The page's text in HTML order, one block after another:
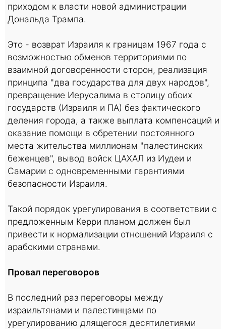
приходом к власти новой администрации
Дональда Трампа.
Это - возврат Израиля к границам 1967 года с
возможностью обменов территориями по
взаимной договоренности сторон, реализация
принципа "два государства для двух народов",
превращение Иерусалима в столицу обоих
государств (Израиля и ПА) без фактического
деления города, а также выплата компенсаций и
оказание помощи в обретении постоянного
места жительства миллионам "палестинских
беженцев", вывод войск ЦАХАЛ из Иудеи и
Самарии с одновременными гарантиями
безопасности Израиля.
Такой порядок урегулирования в соответствии с
предложенным Керри планом должен был
привести к нормализации отношений Израиля с
арабскими странами.
Провал переговоров
В последний раз переговоры между
израильтянами и палестинцами по
урегулированию длящегося десятилетиями